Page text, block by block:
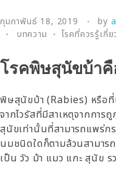
กุมภาพันธ์ 18, 2019 by
บทความ
โรคที่ควรรู้เกี่
โรคพิษสุนัขบ้าคื
พิษสุนัขบ้า (Rabies) หรือที่
จากไวรัสที่มีสาเหตุจากกา
สุนัขเท่านั้นที่สามารถแพร่ก
นมชนิดใดก็ตามล้วนสามาร
เป็น วัว ม้า แมว แกะ สุนัข